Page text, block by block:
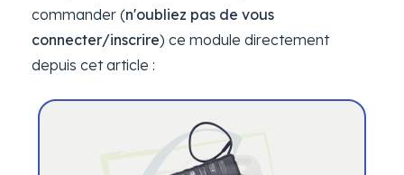
commander (n'oubliez pas de vous
connecter/inscrire) ce module directement
depuis cet article :